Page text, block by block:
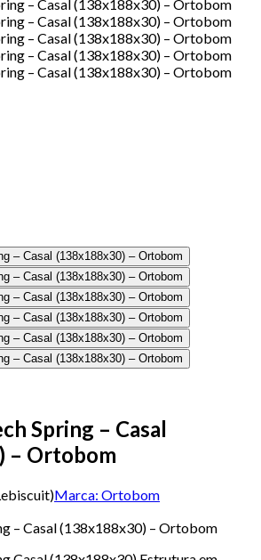
Spring – Casal
– Ortobom
)Marca: Ortobom
– Casal (138x188x30) – Ortobom